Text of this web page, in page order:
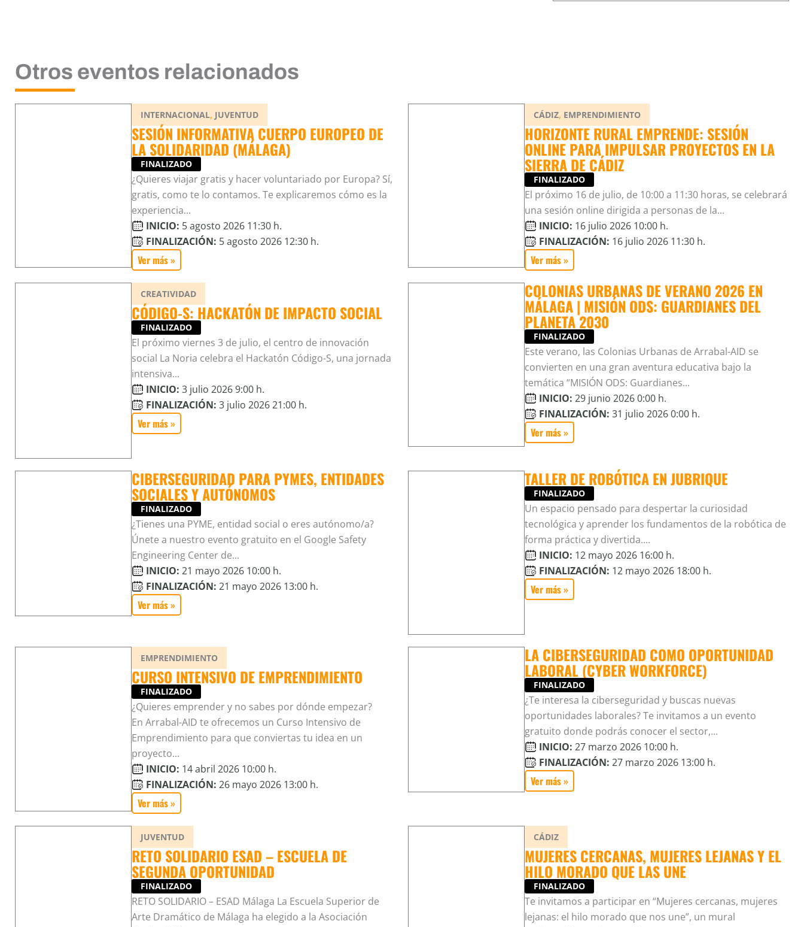
Otros eventos relacionados
INTERNACIONAL, JUVENTUD
SESIÓN INFORMATIVA CUERPO EUROPEO DE
LA SOLIDARIDAD (MÁLAGA)
FINALIZADO
¿Quieres viajar gratis y hacer voluntariado por Europa? Sí,
gratis, como te lo contamos. Te explicaremos cómo es la
experiencia...
INICIO: 5 agosto 2026 11:30 h.
FINALIZACIÓN: 5 agosto 2026 12:30 h.
Ver más »
CÁDIZ, EMPRENDIMIENTO
HORIZONTE RURAL EMPRENDE: SESIÓN
ONLINE PARA IMPULSAR PROYECTOS EN LA
SIERRA DE CÁDIZ
FINALIZADO
El próximo 16 de julio, de 10:00 a 11:30 horas, se celebrará
una sesión online dirigida a personas de la...
INICIO: 16 julio 2026 10:00 h.
FINALIZACIÓN: 16 julio 2026 11:30 h.
Ver más »
CREATIVIDAD
CÓDIGO-S: HACKATÓN DE IMPACTO SOCIAL
FINALIZADO
El próximo viernes 3 de julio, el centro de innovación
social La Noria celebra el Hackatón Código-S, una jornada
intensiva...
INICIO: 3 julio 2026 9:00 h.
FINALIZACIÓN: 3 julio 2026 21:00 h.
Ver más »
COLONIAS URBANAS DE VERANO 2026 EN
MÁLAGA | MISIÓN ODS: GUARDIANES DEL
PLANETA 2030
FINALIZADO
Este verano, las Colonias Urbanas de Arrabal-AID se
convierten en una gran aventura educativa bajo la
temática “MISIÓN ODS: Guardianes...
INICIO: 29 junio 2026 0:00 h.
FINALIZACIÓN: 31 julio 2026 0:00 h.
Ver más »
CIBERSEGURIDAD PARA PYMES, ENTIDADES
SOCIALES Y AUTÓNOMOS
FINALIZADO
¿Tienes una PYME, entidad social o eres autónomo/a?
Únete a nuestro evento gratuito en el Google Safety
Engineering Center de...
INICIO: 21 mayo 2026 10:00 h.
FINALIZACIÓN: 21 mayo 2026 13:00 h.
Ver más »
TALLER DE ROBÓTICA EN JUBRIQUE
FINALIZADO
Un espacio pensado para despertar la curiosidad
tecnológica y aprender los fundamentos de la robótica de
forma práctica y divertida....
INICIO: 12 mayo 2026 16:00 h.
FINALIZACIÓN: 12 mayo 2026 18:00 h.
Ver más »
EMPRENDIMIENTO
CURSO INTENSIVO DE EMPRENDIMIENTO
FINALIZADO
¿Quieres emprender y no sabes por dónde empezar?
En Arrabal-AID te ofrecemos un Curso Intensivo de
Emprendimiento para que conviertas tu idea en un
proyecto...
INICIO: 14 abril 2026 10:00 h.
FINALIZACIÓN: 26 mayo 2026 13:00 h.
Ver más »
LA CIBERSEGURIDAD COMO OPORTUNIDAD
LABORAL (CYBER WORKFORCE)
FINALIZADO
¿Te interesa la ciberseguridad y buscas nuevas
oportunidades laborales? Te invitamos a un evento
gratuito donde podrás conocer el sector,...
INICIO: 27 marzo 2026 10:00 h.
FINALIZACIÓN: 27 marzo 2026 13:00 h.
Ver más »
JUVENTUD
RETO SOLIDARIO ESAD – ESCUELA DE
SEGUNDA OPORTUNIDAD
FINALIZADO
RETO SOLIDARIO – ESAD Málaga La Escuela Superior de
Arte Dramático de Málaga ha elegido a la Asociación
CÁDIZ
MUJERES CERCANAS, MUJERES LEJANAS Y EL
HILO MORADO QUE LAS UNE
FINALIZADO
Te invitamos a participar en “Mujeres cercanas, mujeres
lejanas: el hilo morado que nos une”, un mural